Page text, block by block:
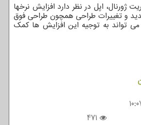
ژورنال، اپل در نظر دارد افزایش نرخها
و تغییرات طراحی همچون طراحی فوق
می تواند به توجیه این افزایش ها کمک
471